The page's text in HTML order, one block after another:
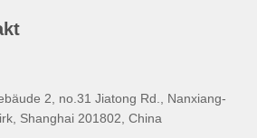
2, no.31 Jiatong Rd., Nanxiang-
Shanghai 201802, China